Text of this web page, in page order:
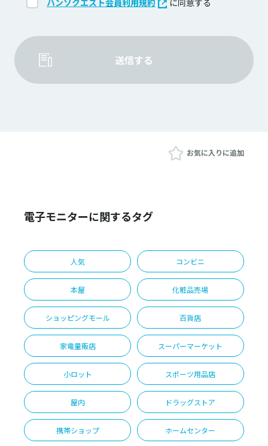
ハンソクエスト会員利用規約 に同意する
送信する
お気に入りに追加
電子モニターに関するタグ
人気 コンビニ
本屋 化粧品売場
ショッピングモール 百貨店
家電量販店 スーパーマーケット
小ロット スポーツ用品店
屋内 ドラッグストア
携帯ショップ ホームセンター